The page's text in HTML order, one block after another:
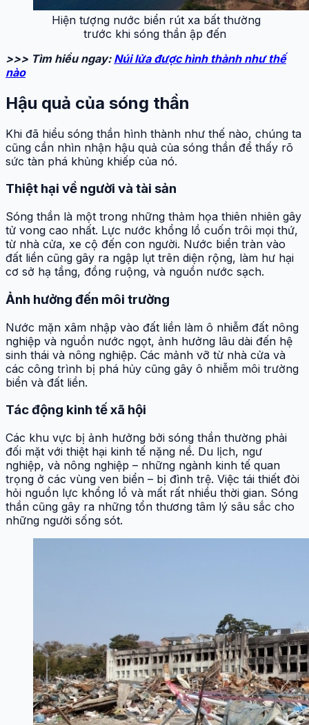
Hiện tượng nước biển rút xa bất thường
trước khi sóng thần ập đến
>>> Tìm hiểu ngay: Núi lửa được hình thành như thế
nào
Hậu quả của sóng thần
Khi đã hiểu sóng thần hình thành như thế nào, chúng ta
cũng cần nhìn nhận hậu quả của sóng thần để thấy rõ
sức tàn phá khủng khiếp của nó.
Thiệt hại về người và tài sản
Sóng thần là một trong những thảm họa thiên nhiên gây
tử vong cao nhất. Lực nước khổng lồ cuốn trôi mọi thứ,
từ nhà cửa, xe cộ đến con người. Nước biển tràn vào
đất liền cũng gây ra ngập lụt trên diện rộng, làm hư hại
cơ sở hạ tầng, đồng ruộng, và nguồn nước sạch.
Ảnh hưởng đến môi trường
Nước mặn xâm nhập vào đất liền làm ô nhiễm đất nông
nghiệp và nguồn nước ngọt, ảnh hưởng lâu dài đến hệ
sinh thái và nông nghiệp. Các mảnh vỡ từ nhà cửa và
các công trình bị phá hủy cũng gây ô nhiễm môi trường
biển và đất liền.
Tác động kinh tế xã hội
Các khu vực bị ảnh hưởng bởi sóng thần thường phải
đối mặt với thiệt hại kinh tế nặng nề. Du lịch, ngư
nghiệp, và nông nghiệp – những ngành kinh tế quan
trọng ở các vùng ven biển – bị đình trệ. Việc tái thiết đòi
hỏi nguồn lực khổng lồ và mất rất nhiều thời gian. Sóng
thần cũng gây ra những tổn thương tâm lý sâu sắc cho
những người sống sót.